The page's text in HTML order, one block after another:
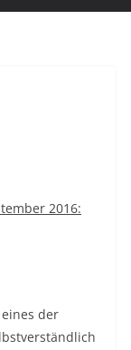
2016:
der